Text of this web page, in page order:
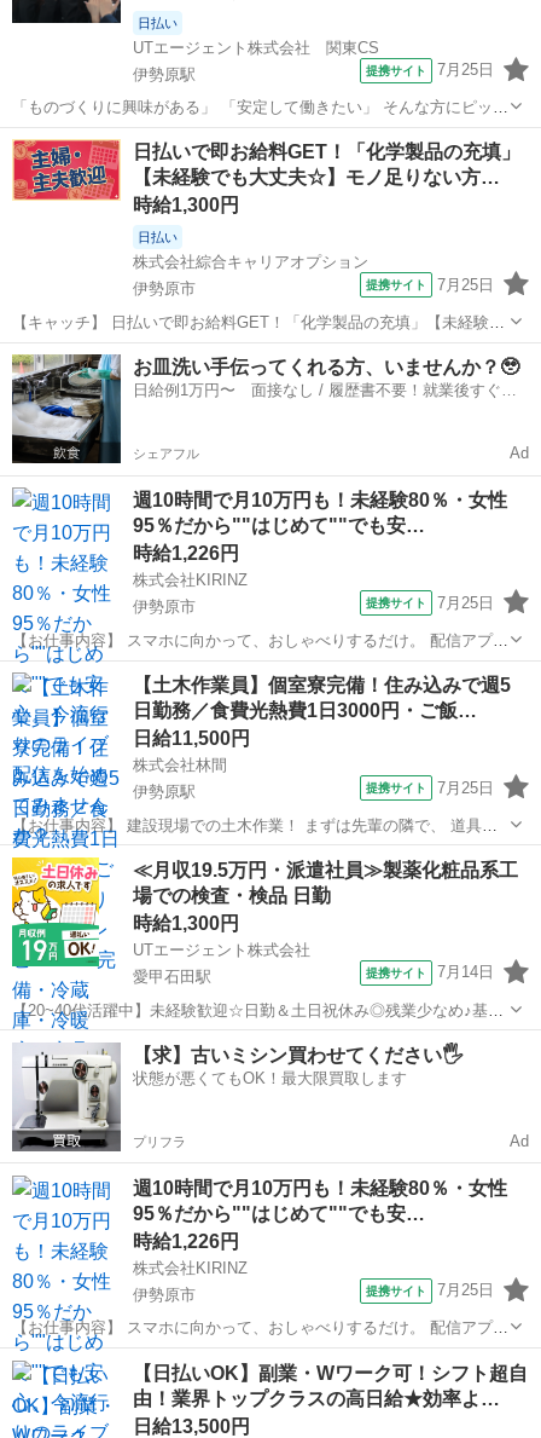
日払い
UTエージェント株式会社 関東CS
伊勢原駅
提携サイト 7月25日
「ものづくりに興味がある」 「安定して働きたい」 そんな方にピッタ
リのお仕事です！ 部品を組み立てたり、製品を作ったりする工場での
お仕事をご紹介します。未経験から始められる職場も多く、イチから
丁寧に教えてもらえるので安心で...
神奈川 伊勢原市 伊勢原駅 工場
日払いで即お給料GET！「化学製品の充填」
【未経験でも大丈夫☆】モノ足りない方…
時給1,300円
日払い
株式会社綜合キャリアオプション
伊勢原市
提携サイト 7月25日
【キャッチ】 日払いで即お給料GET！「化学製品の充填」【未経験で
も大丈夫☆】モノ足りない方に・残業20H未満♪落ち着く少人数の職場!
高時給1300円！ 【コメント】 製造のお仕事が豊富★未経験で働いて
みたい方も大歓迎！ ...
神奈川 伊勢原市 仕分け
お皿洗い手伝ってくれる方、いませんか？🥹
日給例1万円〜 面接なし / 履歴書不要！就業後すぐに
シェアフル Ad
週10時間で月10万円も！未経験80％・女性
95％だから""はじめて""でも安…
時給1,226円
株式会社KIRINZ
伊勢原市
提携サイト 7月25日
【お仕事内容】 スマホに向かって、おしゃべりするだけ。 配信アプリ
（17LIVE／Pococha／IRIAM など）でライブ配信するお仕事です。
——————————— 配信内容はぜんぶ自由
——————————— ・今日...
神奈川 伊勢原市 イベントスタッフ
【土木作業員】個室寮完備！住み込みで週5
日勤務／食費光熱費1日3000円・ご飯…
日給11,500円
株式会社林間
伊勢原駅
提携サイト 7月25日
【お仕事内容】 建設現場での土木作業！ まずは先輩の隣で、 道具を
渡すなど簡単なサポートから！ 民間企業／官庁のお仕事なので、 仕事
が無くなることはありません！ ＜現場例＞ 一般土工、建築土工、都市
土木、他 その他、道路...
神奈川 伊勢原市 伊勢原駅 大工
≪月収19.5万円・派遣社員≫製薬化粧品系工
場での検査・検品 日勤
時給1,300円
UTエージェント株式会社
愛甲石田駅
提携サイト 7月14日
【20~40代活躍中】未経験歓迎☆日勤＆土日祝休み◎残業少なめ♪基礎
化粧品の製造業務！清潔なクリーンルーム内作業《JWZR1C》 詳細情
報 ＼☆基礎化粧品を製造業務☆／ 基礎化粧品を製造している工場で、
ライン作業をお願い致...
神奈川 伊勢原市 愛甲石田駅 その他
【求】古いミシン買わせてください🖐️
状態が悪くてもOK！最大限買取します
プリフラ Ad
週10時間で月10万円も！未経験80％・女性
95％だから""はじめて""でも安…
時給1,226円
株式会社KIRINZ
伊勢原市
提携サイト 7月25日
【お仕事内容】 スマホに向かって、おしゃべりするだけ。 配信アプリ
（17LIVE／Pococha／IRIAM など）でライブ配信するお仕事です。
——————————— 配信内容はぜんぶ自由
——————————— ・今日...
神奈川 伊勢原市 イベントスタッフ
【日払いOK】副業・Wワーク可！シフト超自
由！業界トップクラスの高日給★効率よ…
日給13,500円